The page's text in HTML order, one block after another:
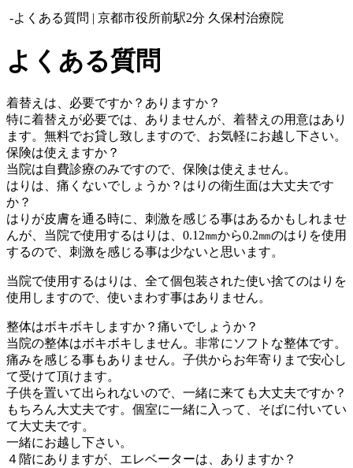
-よくある質問 | 京都市役所前駅2分 久保村治療院
よくある質問
着替えは、必要ですか？ありますか？
特に着替えが必要では、ありませんが、着替えの用意はあり
ます。無料でお貸し致しますので、お気軽にお越し下さい。
保険は使えますか？
当院は自費診療のみですので、保険は使えません。
はりは、痛くないでしょうか？はりの衛生面は大丈夫です
か？
はりが皮膚を通る時に、刺激を感じる事はあるかもしれませ
んが、当院で使用するはりは、0.12㎜から0.2㎜のはりを使用
するので、刺激を感じる事は少ないと思います。
当院で使用するはりは、全て個包装された使い捨てのはりを
使用しますので、使いまわす事はありません。
整体はボキボキしますか？痛いでしょうか？
当院の整体はボキボキしません。非常にソフトな整体です。
痛みを感じる事もありません。子供からお年寄りまで安心し
て受けて頂けます。
子供を置いて出られないので、一緒に来ても大丈夫ですか？
もちろん大丈夫です。個室に一緒に入って、そばに付いてい
て大丈夫です。
一緒にお越し下さい。
４階にありますが、エレベーターは、ありますか？